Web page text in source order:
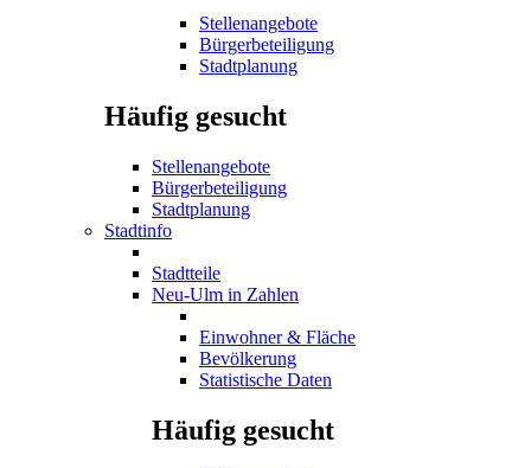
Stellenangebote
Bürgerbeteiligung
Stadtplanung
Häufig gesucht
Stellenangebote
Bürgerbeteiligung
Stadtplanung
Stadtinfo
Stadtteile
Neu-Ulm in Zahlen
Einwohner & Fläche
Bevölkerung
Statistische Daten
Häufig gesucht